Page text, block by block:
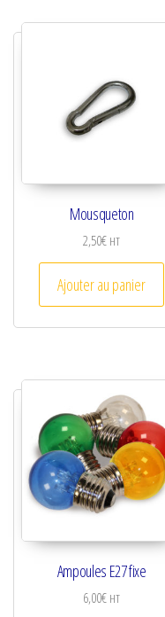
Mousqueton
2,50€ HT
Ajouter au panier
Ampoules E27 fixe
6,00€ HT